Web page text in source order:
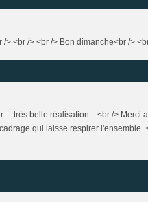
<br /> <br /> Bon dimanche<br />
... très belle réalisation ...<br /> Merci
qui laisse respirer l'ensemble